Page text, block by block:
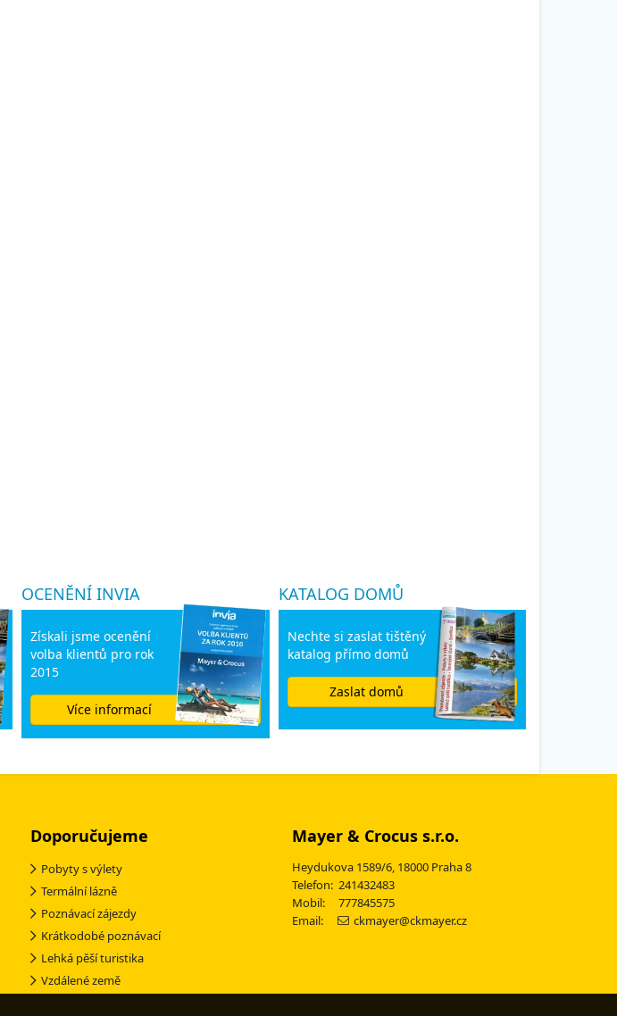
OCENĚNÍ INVIA
Získali jsme ocenění
volba klientů pro rok
2015
Více informací
KATALOG DOMŮ
Nechte si zaslat tištěný
katalog přímo domů
Zaslat domů
Doporučujeme
Pobyty s výlety
Termální lázně
Poznávací zájezdy
Krátkodobé poznávací
Lehká pěší turistika
Vzdálené země
Mayer & Crocus s.r.o.
Heydukova 1589/6, 18000 Praha 8
Telefon: 241432483
Mobil: 777845575
Email:
ckmayer@ckmayer.cz